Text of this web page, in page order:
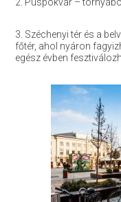
3. Széchenyi tér és a
főtér, ahol nyáron
egész évben